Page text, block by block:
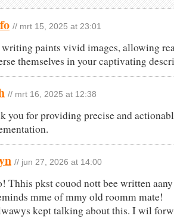
// mrt 15, 2025 at 23:01
paints vivid images, allowing
themselves in your captivating
// mrt 16, 2025 at 12:38
you for providing precise and
// jun 27, 2026 at 14:00
Thhis pkst couod nott bee written
mme of mmy old roomm mate!
kept talking about this. I wil